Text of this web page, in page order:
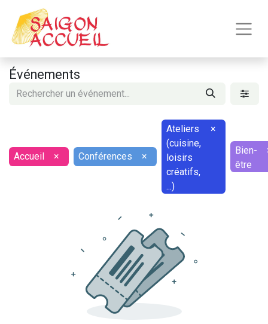
Événements
Accueil × Conférences ×
Ateliers
(cuisine,
loisirs
créatifs,
...)
×
Bien-
être